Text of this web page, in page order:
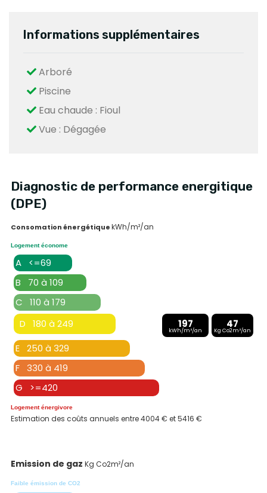
Informations supplémentaires
Arboré
Piscine
Eau chaude : Fioul
Vue : Dégagée
Diagnostic de performance energitique
(DPE)
Consomation énergétiquekWh/m²/an
Logement économe
A <=69
B 70 à 109
C 110 à 179
D 180 à 249
197
kWh/m²/an
47
Kg Co2m²/an
E 250 à 329
F 330 à 419
G >=420
Logement énergivore
Estimation des coûts annuels entre 4004 € et 5416 €
Emission de gaz Kg Co2m²/an
Faible émission de CO2